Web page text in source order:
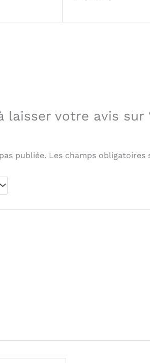
laisser votre avis sur
publiée. Les champs obligatoires